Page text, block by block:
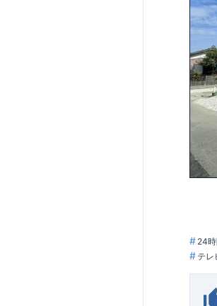
24
テレ